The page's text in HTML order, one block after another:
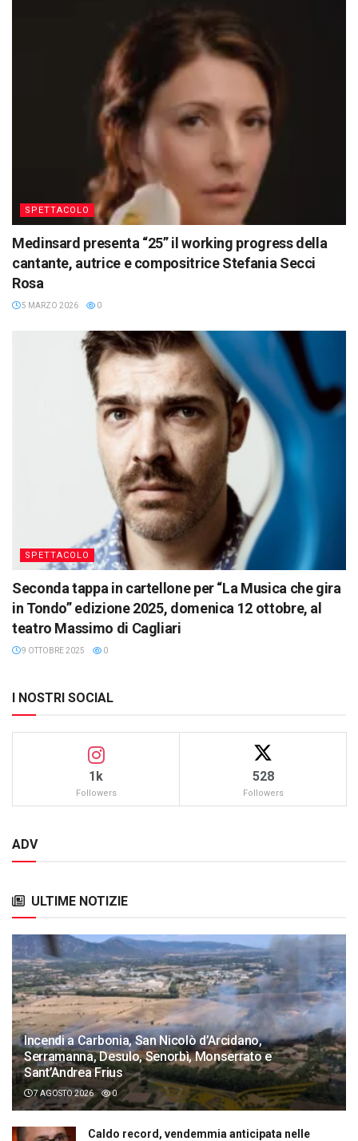
SPETTACOLO
Medinsard presenta “25” il working progress della
cantante, autrice e compositrice Stefania Secci
Rosa
5 MARZO 2026 0
SPETTACOLO
Seconda tappa in cartellone per “La Musica che gira
in Tondo” edizione 2025, domenica 12 ottobre, al
teatro Massimo di Cagliari
9 OTTOBRE 2025 0
I NOSTRI SOCIAL
1k
Followers
528
Followers
ADV
ULTIME NOTIZIE
Incendi a Carbonia, San Nicolò d’Arcidano,
Serramanna, Desulo, Senorbì, Monserrato e
Sant’Andrea Frius
7 AGOSTO 2026 0
Caldo record, vendemmia anticipata nelle